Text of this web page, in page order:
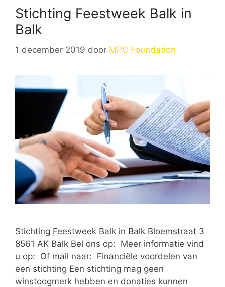
Stichting Feestweek Balk in
Balk
1 december 2019 door MPC Foundation
Stichting Feestweek Balk in Balk Bloemstraat 3
8561 AK Balk Bel ons op: Meer informatie vind
u op: Of mail naar: Financiële voordelen van
een stichting Een stichting mag geen
winstoogmerk hebben en donaties kunnen